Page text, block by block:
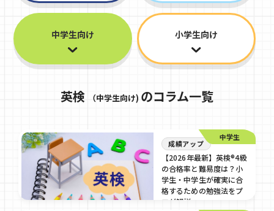
中学生向け 小学生向け
英検 （中学生向け) のコラム一覧
中学生
成績アップ
【2026年最新】英検®4級
の合格率と難易度は？小
学生・中学生が確実に合
格するための勉強法をプ
ロが解説